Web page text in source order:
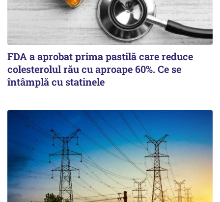
FDA a aprobat prima pastilă care reduce
colesterolul rău cu aproape 60%. Ce se
întâmplă cu statinele